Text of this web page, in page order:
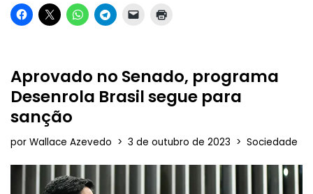
Aprovado no Senado, programa
Desenrola Brasil segue para
sanção
por Wallace Azevedo 3 de outubro de 2023 Sociedade